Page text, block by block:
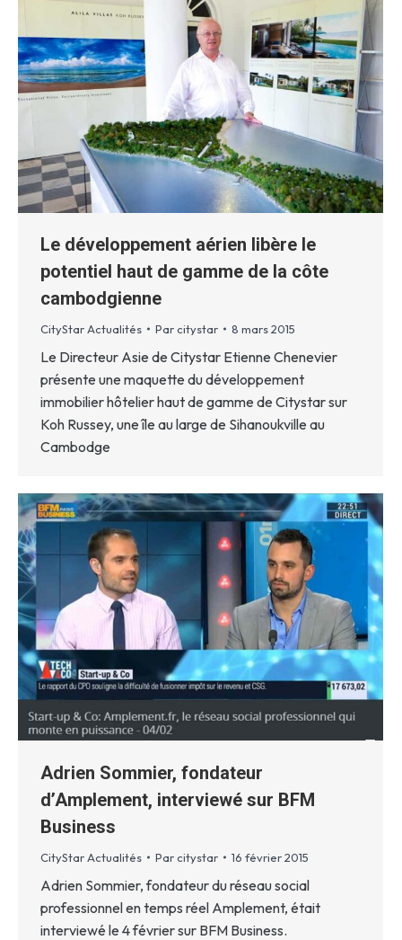
Le développement aérien libère le
potentiel haut de gamme de la côte
cambodgienne
CityStar Actualités Par citystar 8 mars 2015
Le Directeur Asie de Citystar Etienne Chenevier
présente une maquette du développement
immobilier hôtelier haut de gamme de Citystar sur
Koh Russey, une île au large de Sihanoukville au
Cambodge
Adrien Sommier, fondateur
d’Amplement, interviewé sur BFM
Business
CityStar Actualités Par citystar 16 février 2015
Adrien Sommier, fondateur du réseau social
professionnel en temps réel Amplement, était
interviewé le 4 février sur BFM Business.